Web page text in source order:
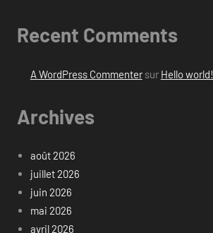
Recent Comments
A WordPress Commentersur Hello world!
Archives
août 2026
juillet 2026
juin 2026
mai 2026
avril 2026